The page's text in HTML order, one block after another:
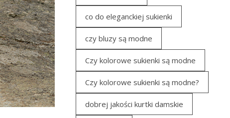
co do eleganckiej sukienki
czy bluzy są modne
Czy kolorowe sukienki są modne
Czy kolorowe sukienki są modne?
dobrej jakości kurtki damskie